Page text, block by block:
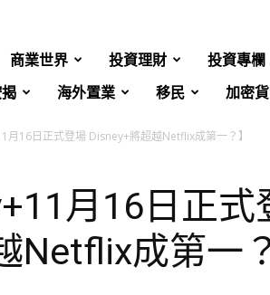
商業世界 投資理財 投資專欄
海外置業 移民 加密
月16日正式登場 Disney+將超越Netflix成第一？】
月16日正式
Netflix成第一？